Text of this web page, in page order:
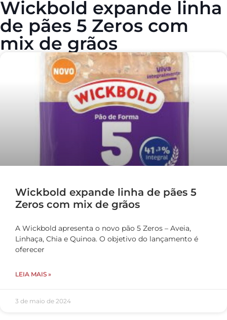
Wickbold expande linha
de pães 5 Zeros com
mix de grãos
Wickbold expande linha de pães 5
Zeros com mix de grãos
A Wickbold apresenta o novo pão 5 Zeros – Aveia,
Linhaça, Chia e Quinoa. O objetivo do lançamento é
oferecer
LEIA MAIS »
3 de maio de 2024